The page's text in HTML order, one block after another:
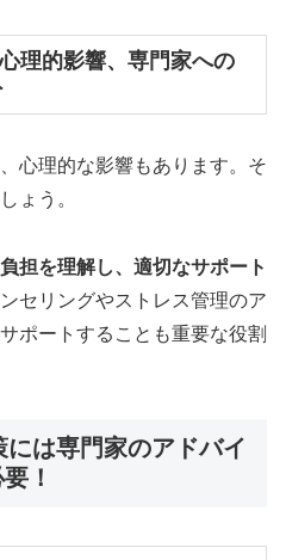
理的影響、専門家への
心理的な影響もあります。そ
ょう。
担を理解し、適切なサポート
セリングやストレス管理のア
ポートすることも重要な役割
は専門家のアドバイ
！